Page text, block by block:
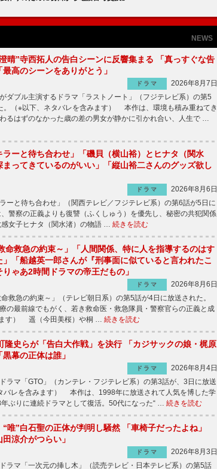
NEWS
晴”寺西拓人の告白シーンに反響集まる 「真っすぐな告
高のシーンをありがとう」
ドラマ
2026年8月7日
ダブル主演するドラマ「ラストノート」（フジテレビ系）の第5
。（※以下、ネタバレを含みます） 本作は、環境も積み重ねてき
るはずのなかった歳の差の男女が静かに引かれ合い、人生で …
ラーと待ち合わせ」「磯貝（横山裕）とヒナタ（関水
ってきているのがいい」「縦山裕二さんのグッズ欲し
ドラマ
2026年8月6日
ーと待ち合わせ」（関西テレビ／フジテレビ系）の第6話が5日に
警察の正義よりも復讐（ふくしゅう）を優先し、秘密の共犯関係
女子ヒナタ（関水渚）の物語 … 続きを読む
命救急の約束～」「人間関係、特に人を指導するのはす
「船越英一郎さんが『刑事面に似ていると言われたこ
ゃあ2時間ドラマの帝王だもの」
ドラマ
2026年8月6日
救急の約束～」（テレビ朝日系）の第5話が4日に放送された。
の最前線でもがく、若き救命医・救急隊員・警察官らの正義と成
ます） 遥（今田美桜）や桐 … 続きを読む
隆史らが「告白大作戦」を決行 「カジサックの娘・梶原
幕の正体は誰」
ドラマ
2026年8月4日
ラマ「GTO」（カンテレ・フジテレビ系）の第3話が、3日に放送
バレを含みます） 本作は、1998年に放送されて人気を博した学
ぶりに連続ドラマとして復活。50代になった“ … 続きを読む
“唯”白石聖の正体が判明し騒然 「車椅子だったよね」
田涼介がつらい」
ドラマ
2026年8月3日
ラマ「一次元の挿し木」（読売テレビ・日本テレビ系）の第5話